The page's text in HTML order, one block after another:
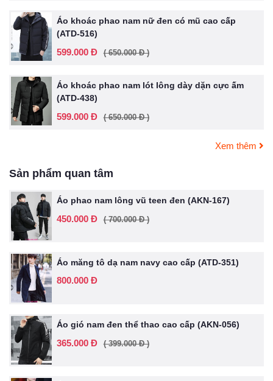
Áo khoác phao nam nữ đen có mũ cao cấp
(ATD-516)
599.000 Đ ( 650.000 Đ )
Áo khoác phao nam lót lông dày dặn cực ấm
(ATD-438)
599.000 Đ ( 650.000 Đ )
Xem thêm
Sản phẩm quan tâm
Áo phao nam lông vũ teen đen (AKN-167)
450.000 Đ ( 700.000 Đ )
Áo măng tô dạ nam navy cao cấp (ATD-351)
800.000 Đ
Áo gió nam đen thể thao cao cấp (AKN-056)
365.000 Đ ( 399.000 Đ )